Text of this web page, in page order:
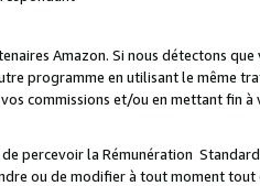
Amazon. Si nous détectons
programme en utilisant le même
commissions et/ou en mettant fin
percevoir la Rémunération
ou de modifier à tout moment tout